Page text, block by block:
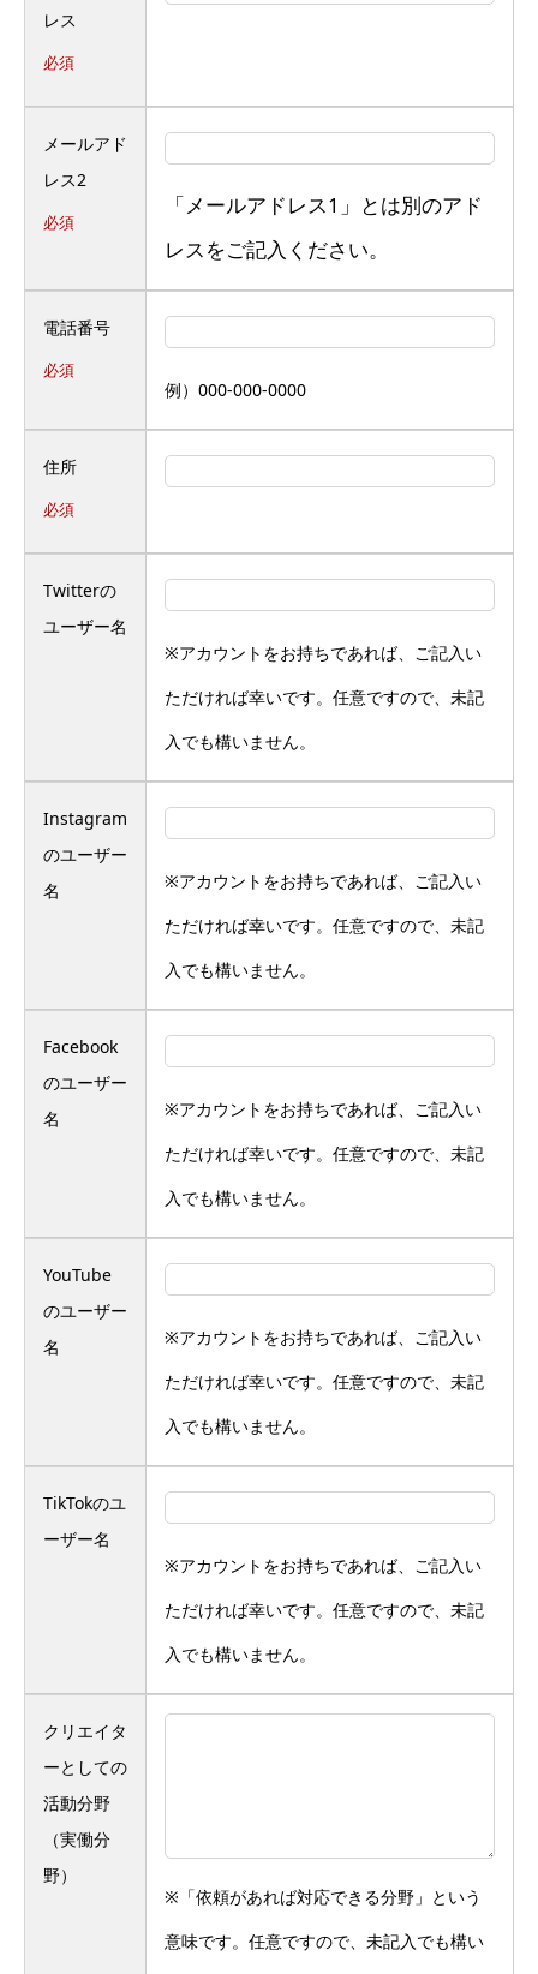
レス
必須
メールアド
レス2
必須
「メールアドレス1」とは別のアド
レスをご記入ください。
電話番号
必須
例）000-000-0000
住所
必須
Twitterの
ユーザー名
※アカウントをお持ちであれば、ご記入い
ただければ幸いです。任意ですので、未記
入でも構いません。
Instagram
のユーザー
名
※アカウントをお持ちであれば、ご記入い
ただければ幸いです。任意ですので、未記
入でも構いません。
Facebook
のユーザー
名
※アカウントをお持ちであれば、ご記入い
ただければ幸いです。任意ですので、未記
入でも構いません。
YouTube
のユーザー
名
※アカウントをお持ちであれば、ご記入い
ただければ幸いです。任意ですので、未記
入でも構いません。
TikTokのユ
ーザー名
※アカウントをお持ちであれば、ご記入い
ただければ幸いです。任意ですので、未記
入でも構いません。
クリエイタ
ーとしての
活動分野
（実働分
野）
※「依頼があれば対応できる分野」という
意味です。任意ですので、未記入でも構い